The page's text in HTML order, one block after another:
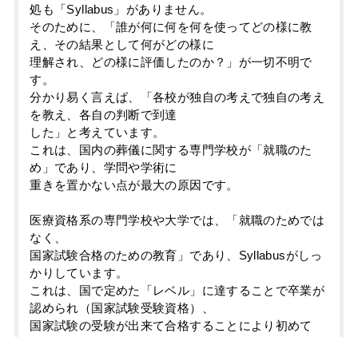
処も「Syllabus」がありません。
そのために、「誰が何に何を何を使ってどの様に教
え、その結果として何がどの様に
理解され、どの様に評価したのか？」が一切不明で
す。
分かり易く言えば、「各校が独自の考えで独自の考え
を教え、各自の判断で到達
した」と考えています。
これは、国内の葬儀に関する専門学校が「就職のた
め」であり、学問や学術に
重きを置かない点が最大の原因です。
医療資格系の専門学校や大学では、「就職のためでは
なく、
国家試験合格のための教育」であり、Syllabusがしっ
かりしています。
これは、国で定めた「レベル」に達することで卒業が
認められ（国家試験受験資格）、
国家試験の受験が出来て合格することにより初めて